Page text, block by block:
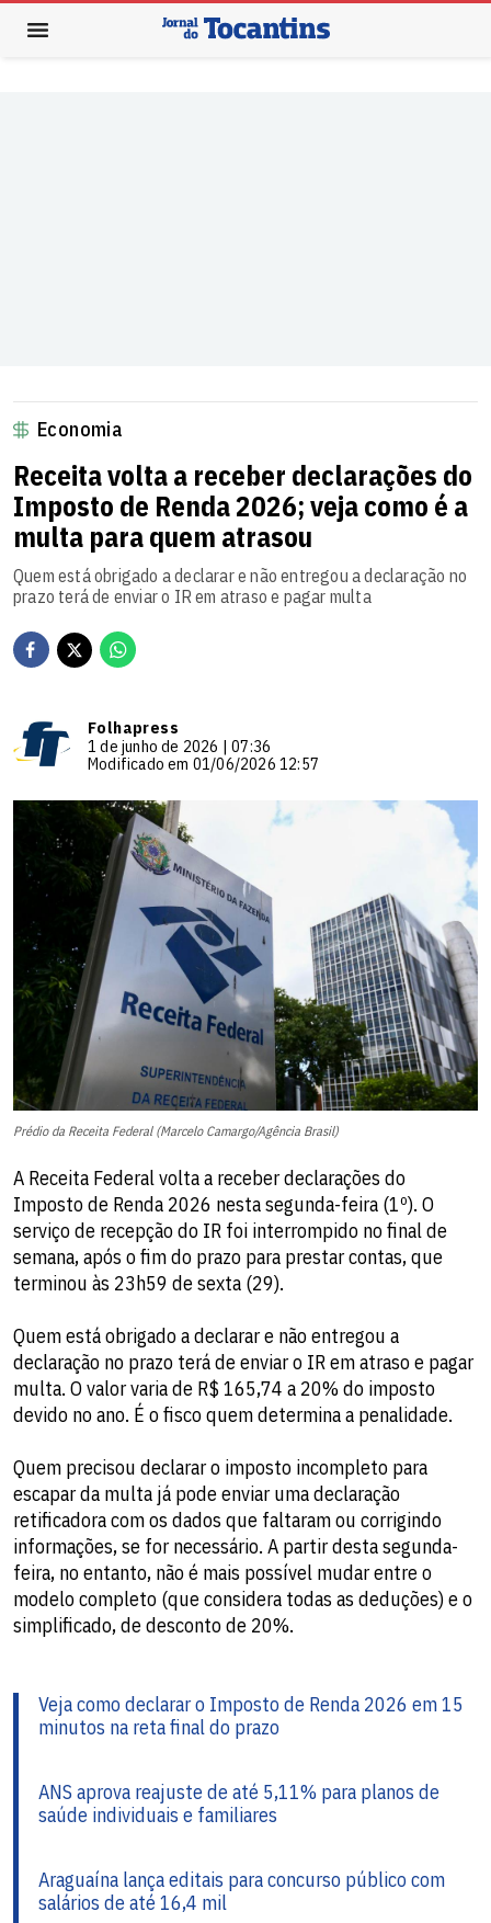
Economia
Receita volta a receber declarações do
Imposto de Renda 2026; veja como é a
multa para quem atrasou
Quem está obrigado a declarar e não entregou a declaração no
prazo terá de enviar o IR em atraso e pagar multa
Folhapress
1 de junho de 2026 | 07:36
Modificado em 01/06/2026 12:57
Prédio da Receita Federal (Marcelo Camargo/Agência Brasil)
A Receita Federal volta a receber declarações do
Imposto de Renda 2026 nesta segunda-feira (1º). O
serviço de recepção do IR foi interrompido no final de
semana, após o fim do prazo para prestar contas, que
terminou às 23h59 de sexta (29).
Quem está obrigado a declarar e não entregou a
declaração no prazo terá de enviar o IR em atraso e pagar
multa. O valor varia de R$ 165,74 a 20% do imposto
devido no ano. É o fisco quem determina a penalidade.
Quem precisou declarar o imposto incompleto para
escapar da multa já pode enviar uma declaração
retificadora com os dados que faltaram ou corrigindo
informações, se for necessário. A partir desta segunda-
feira, no entanto, não é mais possível mudar entre o
modelo completo (que considera todas as deduções) e o
simplificado, de desconto de 20%.
Veja como declarar o Imposto de Renda 2026 em 15
minutos na reta final do prazo
ANS aprova reajuste de até 5,11% para planos de
saúde individuais e familiares
Araguaína lança editais para concurso público com
salários de até 16,4 mil